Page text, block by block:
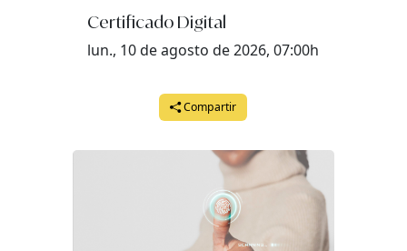
Certificado Digital
lun., 10 de agosto de 2026, 07:00h
Compartir